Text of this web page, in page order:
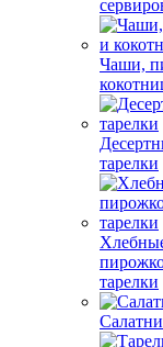
Чаши,
тарелки
тарелки